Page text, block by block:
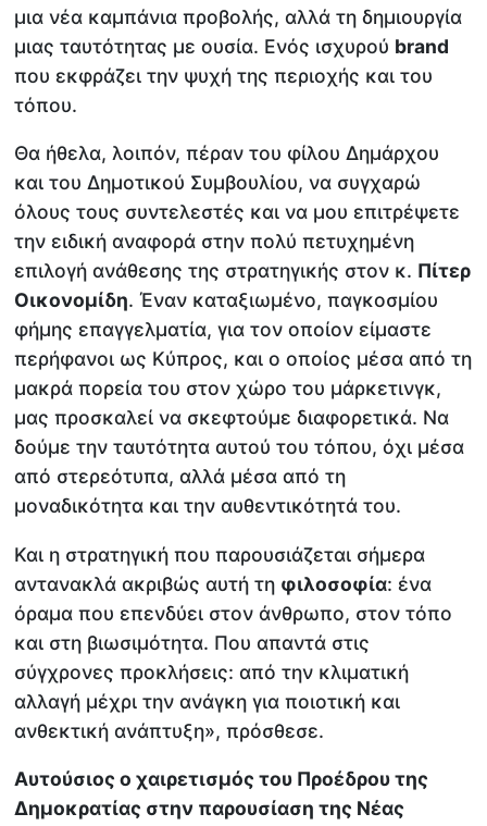
μια νέα καμπάνια προβολής, αλλά τη δημιουργία
μιας ταυτότητας με ουσία. Ενός ισχυρού brand
που εκφράζει την ψυχή της περιοχής και του
τόπου.
Θα ήθελα, λοιπόν, πέραν του φίλου Δημάρχου
και του Δημοτικού Συμβουλίου, να συγχαρώ
όλους τους συντελεστές και να μου επιτρέψετε
την ειδική αναφορά στην πολύ πετυχημένη
επιλογή ανάθεσης της στρατηγικής στον κ. Πίτερ
Οικονομίδη. Έναν καταξιωμένο, παγκοσμίου
φήμης επαγγελματία, για τον οποίον είμαστε
περήφανοι ως Κύπρος, και ο οποίος μέσα από τη
μακρά πορεία του στον χώρο του μάρκετινγκ,
μας προσκαλεί να σκεφτούμε διαφορετικά. Να
δούμε την ταυτότητα αυτού του τόπου, όχι μέσα
από στερεότυπα, αλλά μέσα από τη
μοναδικότητα και την αυθεντικότητά του.
Και η στρατηγική που παρουσιάζεται σήμερα
αντανακλά ακριβώς αυτή τη φιλοσοφία: ένα
όραμα που επενδύει στον άνθρωπο, στον τόπο
και στη βιωσιμότητα. Που απαντά στις
σύγχρονες προκλήσεις: από την κλιματική
αλλαγή μέχρι την ανάγκη για ποιοτική και
ανθεκτική ανάπτυξη», πρόσθεσε.
Αυτούσιος ο χαιρετισμός του Προέδρου της
Δημοκρατίας στην παρουσίαση της Νέας